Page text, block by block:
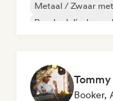
Metaal / Zwaar
Psychedelische rock
Booker,